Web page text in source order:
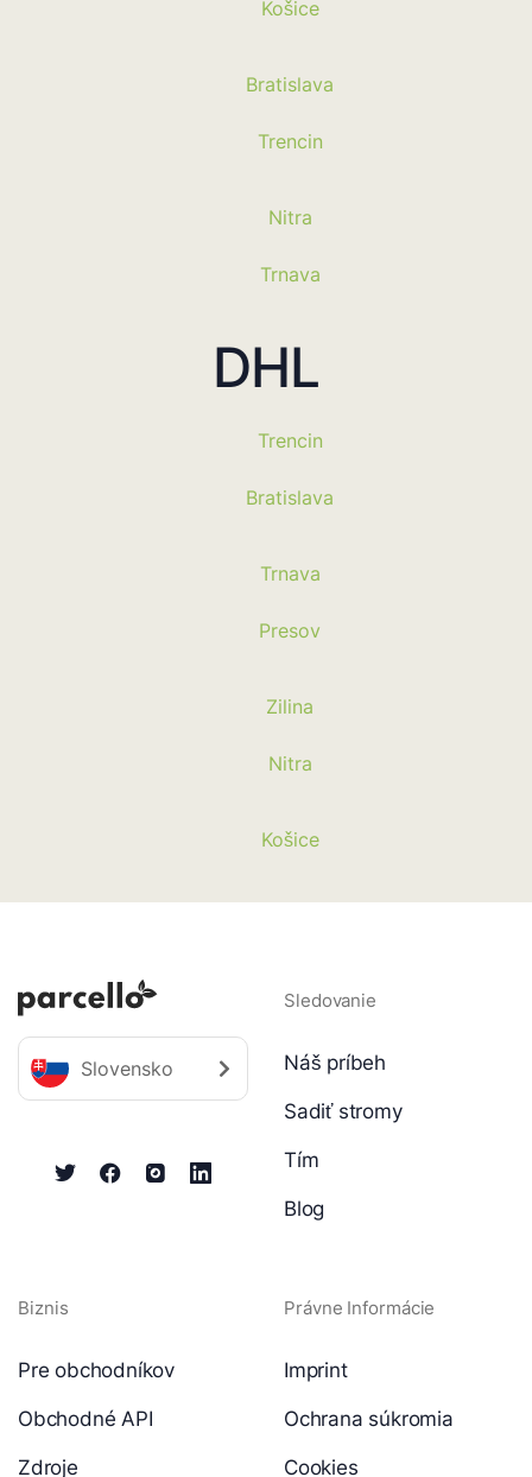
Košice
Bratislava
Trencin
Nitra
Trnava
DHL
Trencin
Bratislava
Trnava
Presov
Zilina
Nitra
Košice
Slovensko
Sledovanie
Náš príbeh
Sadiť stromy
Tím
Blog
Biznis
Pre obchodníkov
Obchodné API
Zdroje
Právne Informácie
Imprint
Ochrana súkromia
Cookies